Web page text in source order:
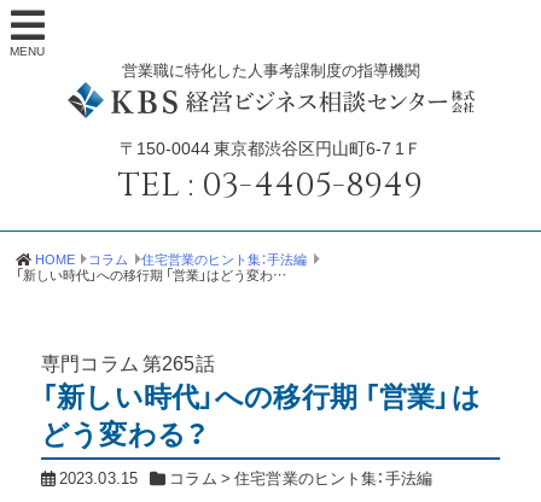
MENU
営業職に特化した人事考課制度の指導機関
〒150-0044東京都渋谷区円山町6-7 1Ｆ
TEL : 03-4405-8949
HOME コラム 住宅営業のヒント集：手法編
「新しい時代」への移行期 「営業」はどう変わる？
専門コラム第265話
「新しい時代」への移行期 「営業」は
どう変わる？
2023.03.15 コラム >住宅営業のヒント集：手法編